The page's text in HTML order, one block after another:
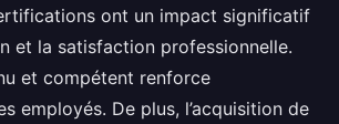
ont un impact significatif
et la satisfaction professionnelle.
et compétent renforce
employés. De plus, l’acquisition de